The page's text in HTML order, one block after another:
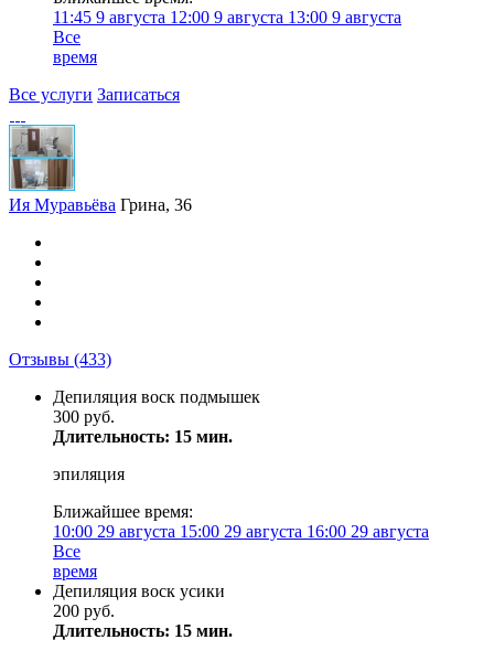
11:45 9 августа 12:00 9 августа 13:00 9 августа
Все
время
Все услуги Записаться
Ия Муравьёва Грина, 36
Отзывы (433)
Депиляция воск подмышек
300 руб.
Длительность: 15 мин.
эпиляция
Ближайшее время:
10:00 29 августа 15:00 29 августа 16:00 29 августа
Все
время
Депиляция воск усики
200 руб.
Длительность: 15 мин.